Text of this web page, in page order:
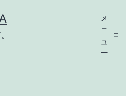
メ
ニ
ュ
ー